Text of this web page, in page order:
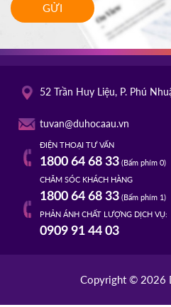
GỬI
52 Trần Huy Liệu, P. Phú
tuvan@duhocaau.vn
ĐIỆN THOẠI TƯ VẤN
1800 64 68 33(Bấm phím 0)
CHĂM SÓC KHÁCH HÀNG
1800 64 68 33(Bấm phím 1)
PHẢN ÁNH CHẤT LƯỢNG DỊCH VỤ:
0909 91 44 03
Copyright © 2026